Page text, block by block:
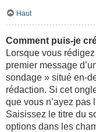
Haut
Comment puis-je
Lorsque vous
premier message
sondage » situé en-
rédaction. Si cet
que vous n’ayez pas
Saisissez le titre du
options dans les